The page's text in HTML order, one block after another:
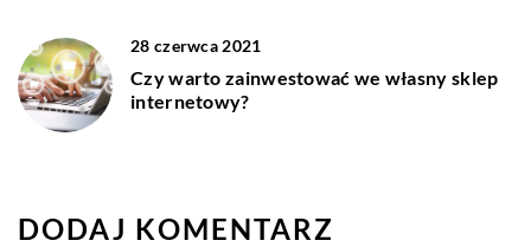
28 czerwca 2021
Czy warto zainwestować we własny sklep
internetowy?
DODAJ KOMENTARZ